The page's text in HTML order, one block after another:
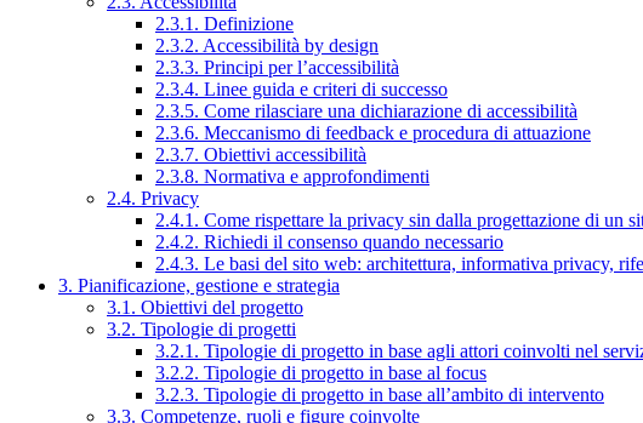
2.3.1. Definizione
2.3.2. Accessibilità by design
2.3.3. Principi per l’accessibilità
2.3.4. Linee guida e criteri di successo
2.3.5. Come rilasciare una dichiarazione di accessibilità
2.3.6. Meccanismo di feedback e procedura di attuazione
2.3.7. Obiettivi accessibilità
2.3.8. Normativa e approfondimenti
2.4. Privacy
2.4.1. Come rispettare la privacy sin dalla progettazione di un
2.4.2. Richiedi il consenso quando necessario
2.4.3. Le basi del sito web: architettura, informativa privacy,
3. Pianificazione, gestione e strategia
3.1. Obiettivi del progetto
3.2. Tipologie di progetti
3.2.1. Tipologie di progetto in base agli attori coinvolti nel
3.2.2. Tipologie di progetto in base al focus
3.2.3. Tipologie di progetto in base all’ambito di intervento
3.3. Competenze, ruoli e figure coinvolte